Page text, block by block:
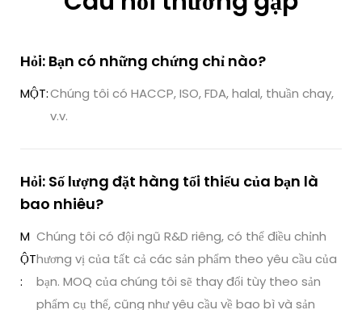
Hỏi: Bạn có những chứng chỉ nào?
MỘT:Chúng tôi có HACCP, ISO, FDA, halal, thuần chay,
v.v.
Hỏi: Số lượng đặt hàng tối thiểu của bạn là
bao nhiêu?
M
ỘT
:
Chúng tôi có đội ngũ R&D riêng, có thể điều chỉnh
hương vị của tất cả các sản phẩm theo yêu cầu của
bạn. MOQ của chúng tôi sẽ thay đổi tùy theo sản
phẩm cụ thể, cũng như yêu cầu về bao bì và sản